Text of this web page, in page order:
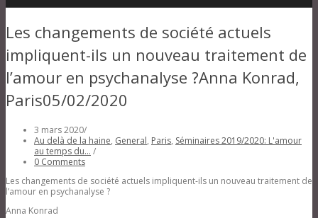
Les changements de société actuels
impliquent-ils un nouveau traitement de
l’amour en psychanalyse ?Anna Konrad,
Paris05/02/2020
3 mars 2020/
Au delà de la haine, General, Paris, Séminaires 2019/2020: L'amour
au temps du... /
0 Comments
Les changements de société actuels impliquent-ils un nouveau traitement de
l’amour en psychanalyse ?
Anna Konrad